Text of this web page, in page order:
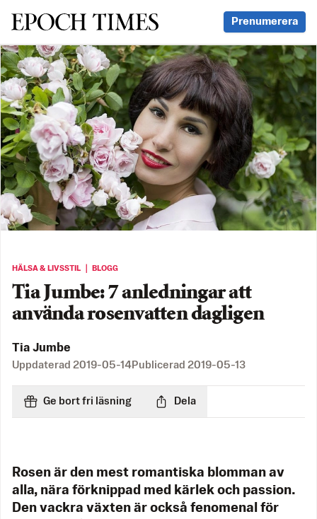
Svenska Epoch Times Prenumerera
HÄLSA & LIVSSTIL ｜ BLOGG
Tia Jumbe: 7 anledningar att
använda rosenvatten dagligen
Tia Jumbe
Uppdaterad 2019-05-14 Publicerad 2019-05-13
Ge bort fri läsning Dela
Rosen är den mest romantiska blomman av
alla, nära förknippad med kärlek och passion.
Den vackra växten är också fenomenal för